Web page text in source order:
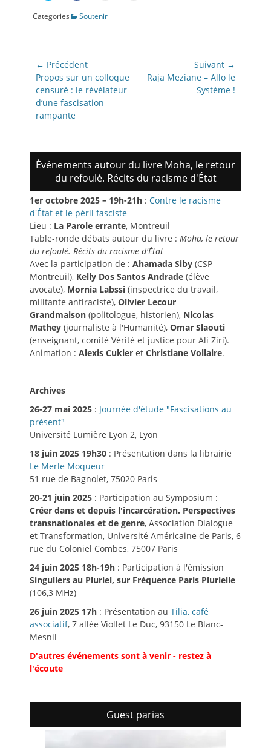
partager
Twitter(ouvreFacebook(ouvre
fenêtre)
Categories Soutenir
Navigation
de
l’article
← Précédent
Article
précédent:
Propos sur un colloque
censuré : le révélateur
d’une fascisation
rampante
Suivant →
Article
Raja Meziane – Allo le
Système !
Événements autour du livre Moha, le retour
du refoulé. Récits du racisme d'État
1er octobre 2025 – 19h-21h : Contre le racisme
d'État et le péril fasciste
Lieu : La Parole errante, Montreuil
Table-ronde débats autour du livre : Moha, le retour
du refoulé. Récits du racisme d'État
Avec la participation de : Ahamada Siby (CSP
Montreuil), Kelly Dos Santos Andrade (élève
avocate), Mornia Labssi (inspectrice du travail,
militante antiraciste), Olivier Lecour
Grandmaison (politologue, historien), Nicolas
Mathey (journaliste à l'Humanité), Omar Slaouti
(enseignant, comité Vérité et justice pour Ali Ziri).
Animation : Alexis Cukier et Christiane Vollaire.
Archives
26-27 mai 2025 : Journée d'étude "Fascisations au
présent"
Université Lumière Lyon 2, Lyon
18 juin 2025 19h30 : Présentation dans la librairie
Le Merle Moqueur
51 rue de Bagnolet, 75020 Paris
20-21 juin 2025 : Participation au Symposium :
Créer dans et depuis l'incarcération. Perspectives
transnationales et de genre, Association Dialogue
et Transformation, Université Américaine de Paris, 6
rue du Coloniel Combes, 75007 Paris
24 juin 2025 18h-19h : Participation à l'émission
Singuliers au Pluriel, sur Fréquence Paris Plurielle
(106,3 MHz)
26 juin 2025 17h : Présentation au Tilia, café
associatif, 7 allée Viollet Le Duc, 93150 Le Blanc-
Mesnil
D'autres événements sont à venir - restez à
l'écoute
Guest parias